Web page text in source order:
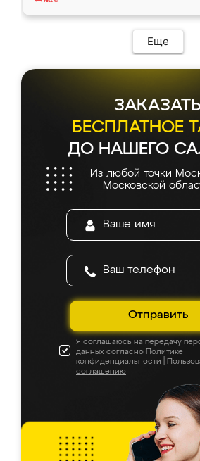
Еще
ЗАКАЗАТЬ
БЕСПЛАТНОЕ
ДО НАШЕГО
Из любой точки
Московской
Отправить
Я соглашаюсь на передачу
данных согласно Политике
конфиденциальности
соглашению